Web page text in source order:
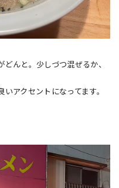
んと。少しづつ混ぜるか、
アクセントになってます。